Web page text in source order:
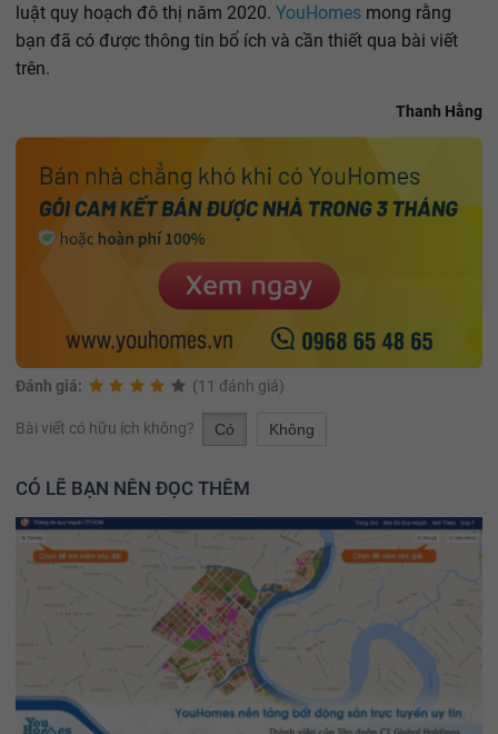
luật quy hoạch đô thị năm 2020. YouHomes mong rằng
bạn đã có được thông tin bổ ích và cần thiết qua bài viết
trên.
Thanh Hằng
Đánh giá: (11 đánh giá)
Bài viết có hữu ích không? Có Không
CÓ LẼ BẠN NÊN ĐỌC THÊM